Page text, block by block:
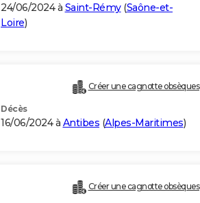
24/06/2024 à Saint-Rémy(Saône-et-
Loire)
Créer une cagnotte obsèques
Décès
16/06/2024 à Antibes (Alpes-Maritimes)
Créer une cagnotte obsèques